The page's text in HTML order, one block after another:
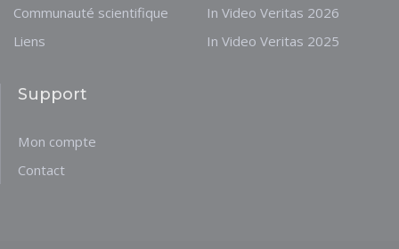
Communauté scientifique
Liens
In Video Veritas 2026
In Video Veritas 2025
Support
Mon compte
Contact